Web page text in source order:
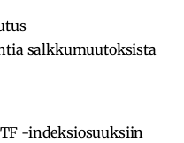
salkkumuutoksista
-indeksiosuuksiin